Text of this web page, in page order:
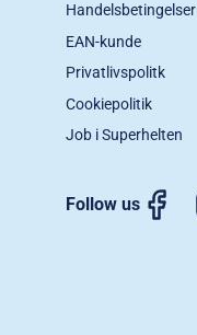
Handelsbetingelser
EAN-kunde
Privatlivspolitk
Cookiepolitik
Job i Superhelten
Follow us